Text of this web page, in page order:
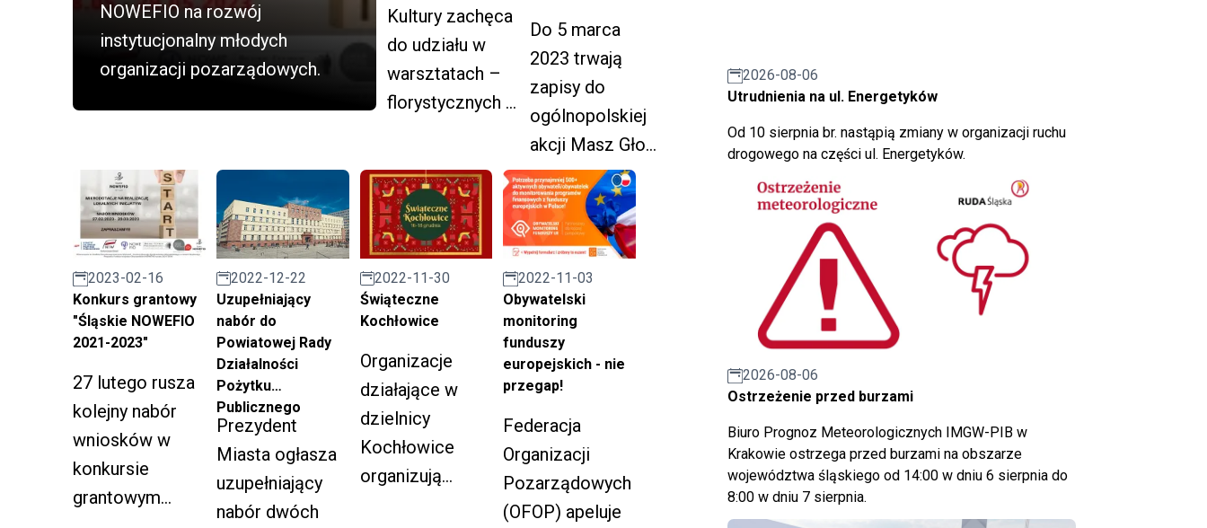
NOWEFIO na rozwój
instytucjonalny młodych
organizacji pozarządowych.
Kultury zachęca
do udziału w
warsztatach –
florystycznych i
Do 5 marca
2023 trwają
zapisy do
ogólnopolskiej
akcji Masz Głos
Fundacji
Batorego.
2023-02-16
Konkurs grantowy
"Śląskie NOWEFIO
2021-2023"
27 lutego rusza
kolejny nabór
wniosków w
konkursie
grantowym
2022-12-22
Uzupełniający
nabór do
Powiatowej Rady
Działalności
Pożytku
Publicznego
Prezydent
Miasta ogłasza
uzupełniający
nabór dwóch
2022-11-30
Świąteczne
Kochłowice
Organizacje
działające w
dzielnicy
Kochłowice
organizują
2022-11-03
Obywatelski
monitoring
funduszy
europejskich - nie
przegap!
Federacja
Organizacji
Pozarządowych
(OFOP) apeluje
2026-08-06
Utrudnienia na ul. Energetyków
Od 10 sierpnia br. nastąpią zmiany w organizacji ruchu
drogowego na części ul. Energetyków.
2026-08-06
Ostrzeżenie przed burzami
Biuro Prognoz Meteorologicznych IMGW-PIB w
Krakowie ostrzega przed burzami na obszarze
województwa śląskiego od 14:00 w dniu 6 sierpnia do
8:00 w dniu 7 sierpnia.